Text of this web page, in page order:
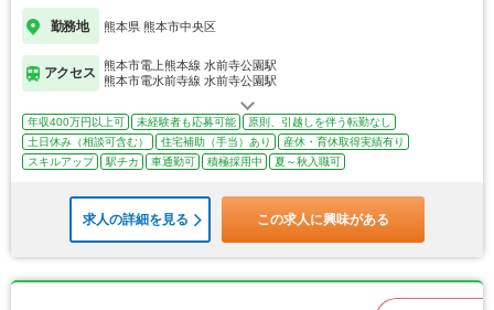
勤務地 熊本県 熊本市中央区
アクセス
熊本市電上熊本線 水前寺公園駅
熊本市電水前寺線 水前寺公園駅
年収400万円以上可 未経験者も応募可能
原則、引越しを伴う転勤なし
土日休み（相談可含む）
住宅補助（手当）あり
産休・育休取得実績有り
スキルアップ
駅チカ 車通勤可 積極採用中 夏～秋入職可
求人の詳細を見る この求人に興味がある